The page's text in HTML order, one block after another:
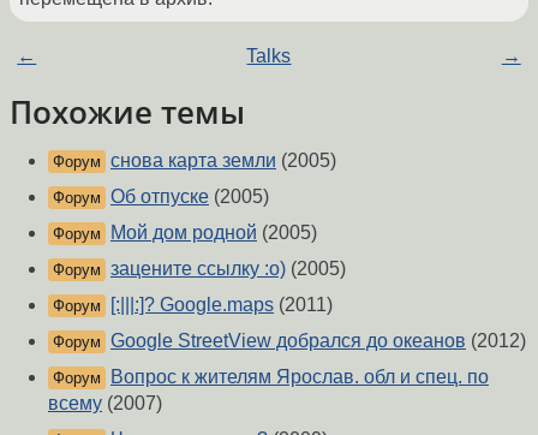
← Talks →
Похожие темы
Форум снова карта земли (2005)
Форум Об отпуске (2005)
Форум Мой дом родной (2005)
Форум зацените ссылку :o) (2005)
Форум [:|||:]? Google.maps (2011)
Форум Google StreetView добрался до океанов (2012)
Форум
Вопрос к жителям Ярослав. обл и спец. по
всему (2007)